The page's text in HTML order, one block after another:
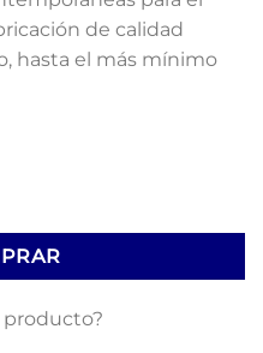
de calidad
hasta el más mínimo
producto?